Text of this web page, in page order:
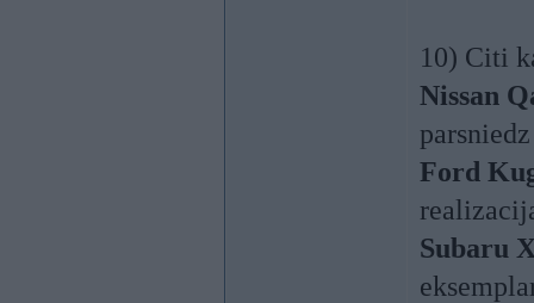
10) Citi
Nissan
Ford
Subaru